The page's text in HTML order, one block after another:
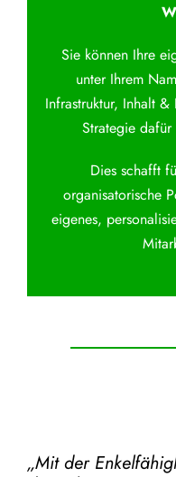
Sie können Ihre
unter Ihrem
Infrastruktur, Inhalt
Strategie
Dies schafft
organisatorische
eigenes,
„Mit der